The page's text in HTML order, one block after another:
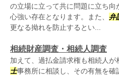
の立場に立って共に問題に立ち向
心強い存在となります。また、 弁
更なる拗れを防止するとい...
相続財産調査・相続人調査
加えて、過払金請求権も相続人が
士事務所に相談し、その有無を確